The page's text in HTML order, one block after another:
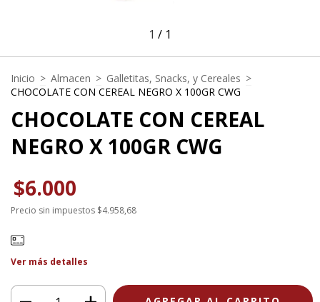
1 / 1
Inicio > Almacen > Galletitas, Snacks, y Cereales >
CHOCOLATE CON CEREAL NEGRO X 100GR CWG
CHOCOLATE CON CEREAL
NEGRO X 100GR CWG
$6.000
Precio sin impuestos $4.958,68
Ver más detalles